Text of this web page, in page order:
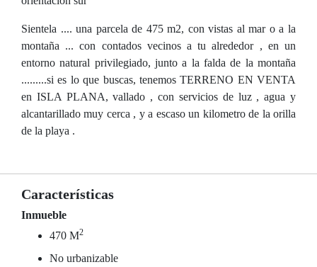
Sientela .... una parcela de 475 m2, con vistas al mar o a la
montaña ... con contados vecinos a tu alrededor , en un
entorno natural privilegiado, junto a la falda de la montaña
.........si es lo que buscas, tenemos TERRENO EN VENTA
en ISLA PLANA, vallado , con servicios de luz , agua y
alcantarillado muy cerca , y a escaso un kilometro de la orilla
de la playa .
Características
Inmueble
470 M2
No urbanizable